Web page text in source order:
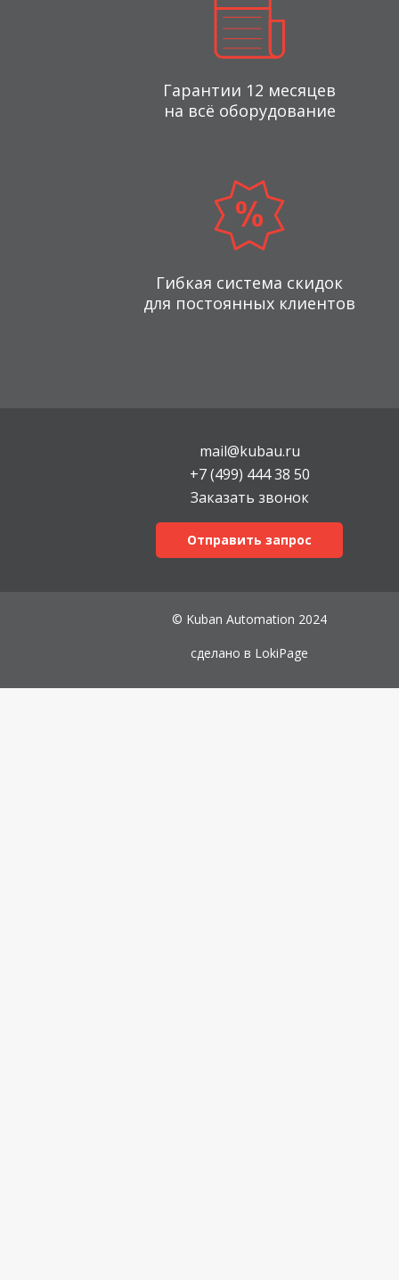
Гарантии 12 месяцев
на всё оборудование
Гибкая система скидок
для постоянных клиентов
mail@kubau.ru
+7 (499) 444 38 50
Заказать звонок
Отправить запрос
© Kuban Automation 2024
сделано в LokiPage